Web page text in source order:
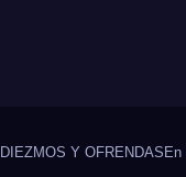
DIEZMOS Y OFRENDAS En